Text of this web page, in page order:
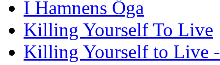
I Hamnens Öga
Killing Yourself To Live
Killing Yourself to Live -